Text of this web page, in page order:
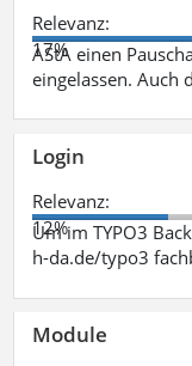
Relevanz:
17%
AStA einen
eingelassen. Auch
Login
Relevanz:
12%
Um im TYPO3
h-da.de/typo3
Module